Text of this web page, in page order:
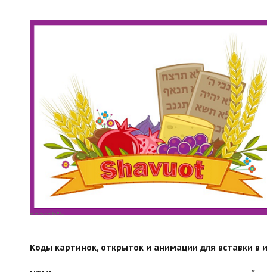
search">
Коды картинок, открыток и анимации для вставки в